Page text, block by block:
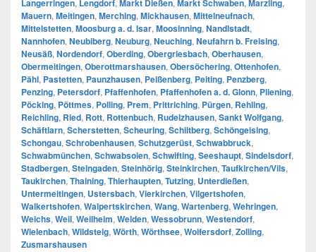
Langerringen, Lengdorf, Markt Dießen, Markt Schwaben, Marzling,
Mauern, Meitingen, Merching, Mickhausen, Mittelneufnach,
Mittelstetten, Moosburg a. d. Isar, Moosinning, Nandlstadt,
Nannhofen, Neubiberg, Neuburg, Neuching, Neufahrn b. Freising,
Neusäß, Nordendorf, Oberding, Obergriesbach, Oberhausen,
Obermeitingen, Oberottmarshausen, Obersöchering, Ottenhofen,
Pähl, Pastetten, Paunzhausen, Peißenberg, Peiting, Penzberg,
Penzing, Petersdorf, Pfaffenhofen, Pfaffenhofen a. d. Glonn, Pliening,
Pöcking, Pöttmes, Polling, Prem, Prittriching, Pürgen, Rehling,
Reichling, Ried, Rott, Rottenbuch, Rudelzhausen, Sankt Wolfgang,
Schäftlarn, Scherstetten, Scheuring, Schiltberg, Schöngeising,
Schongau, Schrobenhausen, Schutzgerüst, Schwabbruck,
Schwabmünchen, Schwabsoien, Schwifting, Seeshaupt, Sindelsdorf,
Stadbergen, Steingaden, Steinhörig, Steinkirchen, Taufkirchen/Vils,
Taukirchen, Thaining, Thierhaupten, Tutzing, Unterdießen,
Untermeitingen, Ustersbach, Vierkirchen, Vilgertshofen,
Walkertshofen, Walpertskirchen, Wang, Wartenberg, Wehringen,
Weichs, Weil, Weilheim, Welden, Wessobrunn, Westendorf,
Wielenbach, Wildsteig, Wörth, Wörthsee, Wolfersdorf, Zolling,
Zusmarshausen